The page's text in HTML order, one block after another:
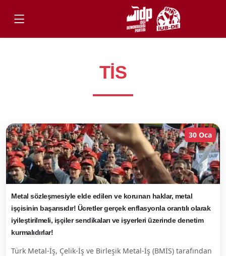
TİS
30 Oca
Metal sözleşmesiyle elde edilen ve korunan haklar, metal
işçisinin başarısıdır! Ücretler gerçek enflasyonla orantılı olarak
iyileştirilmeli, işçiler sendikaları ve işyerleri üzerinde denetim
kurmalıdırlar!
Türk Metal-İş, Çelik-İş ve Birleşik Metal-İş (BMİS) tarafından